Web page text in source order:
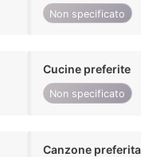
Non specificato
Cucine preferite
Non specificato
Canzone preferita